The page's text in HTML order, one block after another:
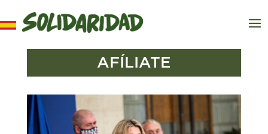
AFÍLIATE